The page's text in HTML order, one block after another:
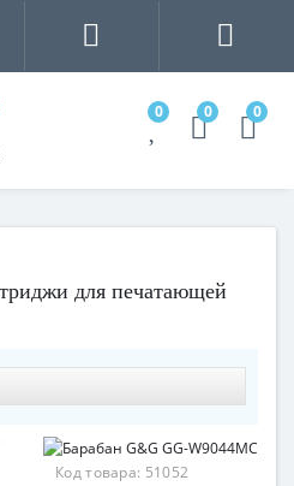
0 0 0
для печатающей
Код товара: 51052